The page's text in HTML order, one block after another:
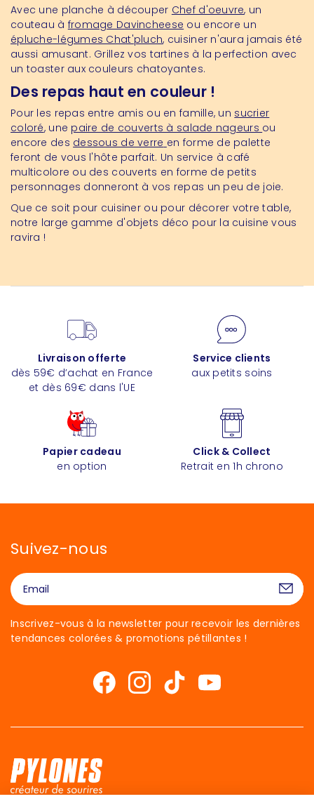
Avec une planche à découper Chef d'oeuvre, un
couteau à fromage Davincheese ou encore un
épluche-légumes Chat'pluch, cuisiner n'aura jamais été
aussi amusant. Grillez vos tartines à la perfection avec
un toaster aux couleurs chatoyantes.
Des repas haut en couleur !
Pour les repas entre amis ou en famille, un sucrier
coloré, une paire de couverts à salade nageurs ou
encore des dessous de verre en forme de palette
feront de vous l'hôte parfait. Un service à café
multicolore ou des couverts en forme de petits
personnages donneront à vos repas un peu de joie.
Que ce soit pour cuisiner ou pour décorer votre table,
notre large gamme d'objets déco pour la cuisine vous
ravira !
Livraison offerte
dès 59€ d’achat en France
et dès 69€ dans l'UE
Service clients
aux petits soins
Papier cadeau
en option
Click & Collect
Retrait en 1h chrono
Suivez-nous
Inscrivez-vous à la newsletter pour recevoir les dernières
tendances colorées & promotions pétillantes !